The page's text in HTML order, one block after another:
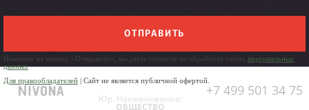
ОТПРАВИТЬ
Нажимая на кнопку «Отправить», вы даете согласие на обработку своих персональных
данных
Для правообладателей | Сайт не является публичной офертой.
+7 499 501 34 75
Юр. Наименование:
ОБЩЕСТВО